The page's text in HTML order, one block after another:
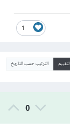
1
الترتيب حسب التاريخ
0